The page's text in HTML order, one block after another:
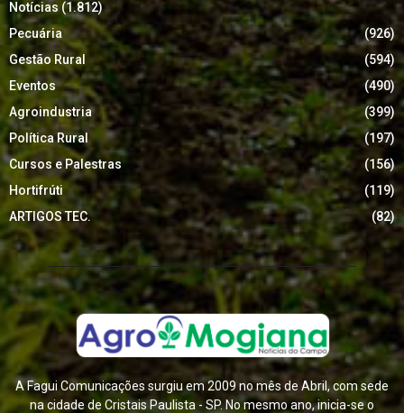
Notícias (1.812)
Pecuária
(926)
Gestão Rural
(594)
Eventos
(490)
Agroindustria
(399)
Política Rural
(197)
Cursos e Palestras
(156)
Hortifrúti
(119)
ARTIGOS TEC.
(82)
A Fagui Comunicações surgiu em 2009 no mês de Abril, com sede
na cidade de Cristais Paulista - SP. No mesmo ano, inicia-se o